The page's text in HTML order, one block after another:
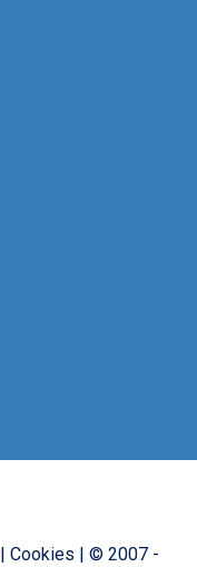
Cookies © 2007 -